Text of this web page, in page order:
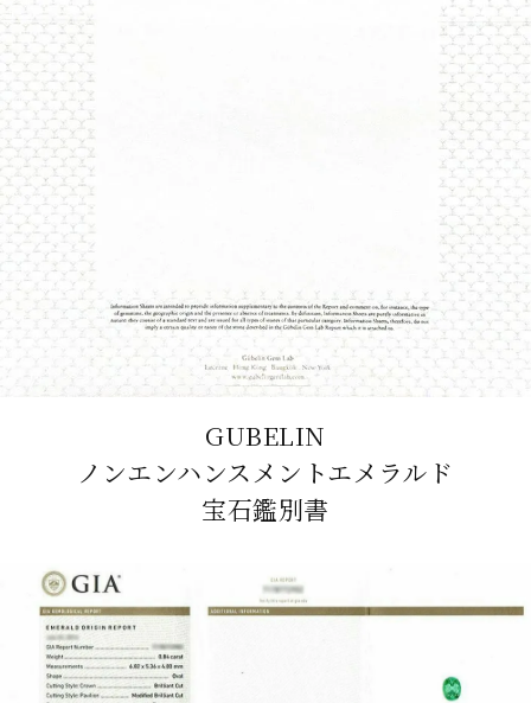
GUBELIN
ノンエンハンスメントエメラルド
宝石鑑別書